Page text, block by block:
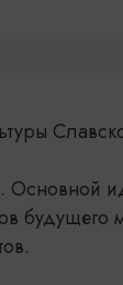
Основной
будущего